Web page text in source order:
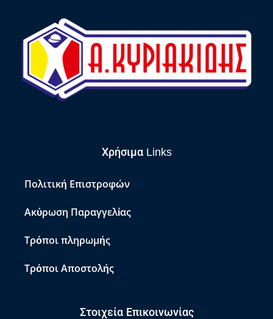
Χρήσιμα Links
Πολιτική Επιστροφών
Ακύρωση Παραγγελίας
Τρόποι πληρωμής
Τρόποι Αποστολής
Στοιχεία Επικοινωνίας